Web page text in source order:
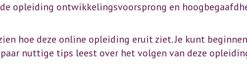
opleiding ontwikkelingsvoorsprong en
hoe deze online opleiding eruit ziet. Je kunt
nuttige tips leest over het volgen van deze